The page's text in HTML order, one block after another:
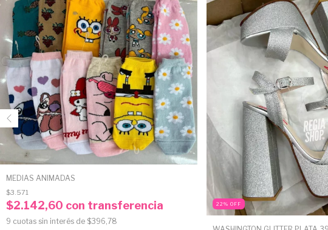
MEDIAS ANIMADAS
$3.571
$2.142,60 con transferencia
9 cuotas sin interés de $396,78
22 % OFF